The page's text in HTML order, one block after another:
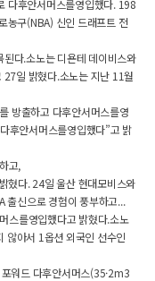
다후안서머스를영입했다. 198
농구(NBA) 신인 드래프트 전
다.소노는 디욘테 데이비스와
일 밝혔다.소노는 지난 11월
방출하고 다후안서머스를영
후안서머스를영입했다”고 밝
고,
혔다. 24일 울산 현대모비스와
출신으로 경험이 풍부하고...
스를영입했다고 밝혔다.소노
않아서 1옵션 외국인 선수인
워드 다후안서머스(35·2m3